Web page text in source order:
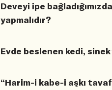
Deveyi ipe
yapmalıdır?
Evde beslenen kedi, sinek
“Harim-i kabe-i aşkı